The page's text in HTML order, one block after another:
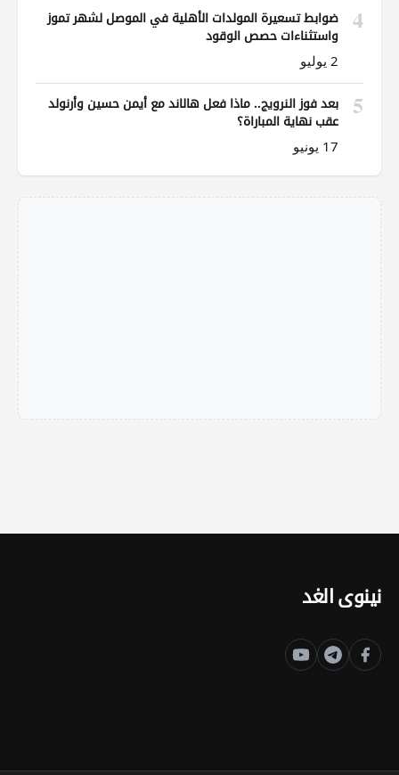
4
ضوابط تسعيرة المولدات الأهلية في الموصل لشهر تموز
واستثناءات حصص الوقود
2 يوليو
5
بعد فوز النرويج.. ماذا فعل هالاند مع أيمن حسين وأرنولد
عقب نهاية المباراة؟
17 يونيو
نينوى الغد